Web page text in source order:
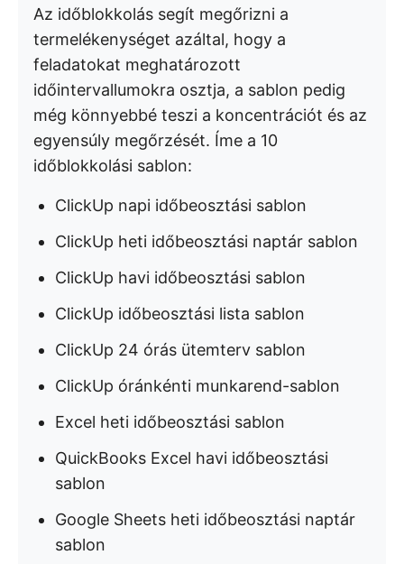
Az időblokkolás segít megőrizni a
termelékenységet azáltal, hogy a
feladatokat meghatározott
időintervallumokra osztja, a sablon pedig
még könnyebbé teszi a koncentrációt és az
egyensúly megőrzését. Íme a 10
időblokkolási sablon:
ClickUp napi időbeosztási sablon
ClickUp heti időbeosztási naptár sablon
ClickUp havi időbeosztási sablon
ClickUp időbeosztási lista sablon
ClickUp 24 órás ütemterv sablon
ClickUp óránkénti munkarend-sablon
Excel heti időbeosztási sablon
QuickBooks Excel havi időbeosztási
sablon
Google Sheets heti időbeosztási naptár
sablon